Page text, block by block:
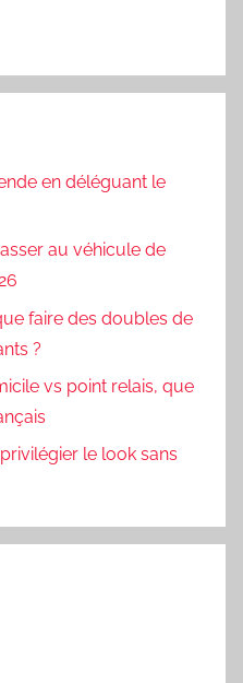
en déléguant le
au véhicule de
faire des doubles de
?
vs point relais, que
le look sans